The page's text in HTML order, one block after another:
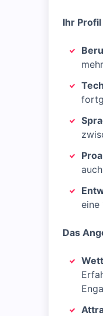
Ihr Profil
eine
Das